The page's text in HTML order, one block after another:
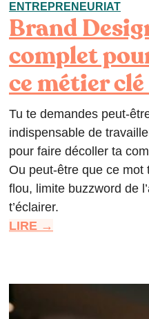
ENTREPRENEURIAT
Brand
complet
ce métier
Tu te demandes peut-
indispensable de
pour faire décoller ta
Ou peut-être que ce mot
flou, limite buzzword de
t’éclairer.
LIRE →